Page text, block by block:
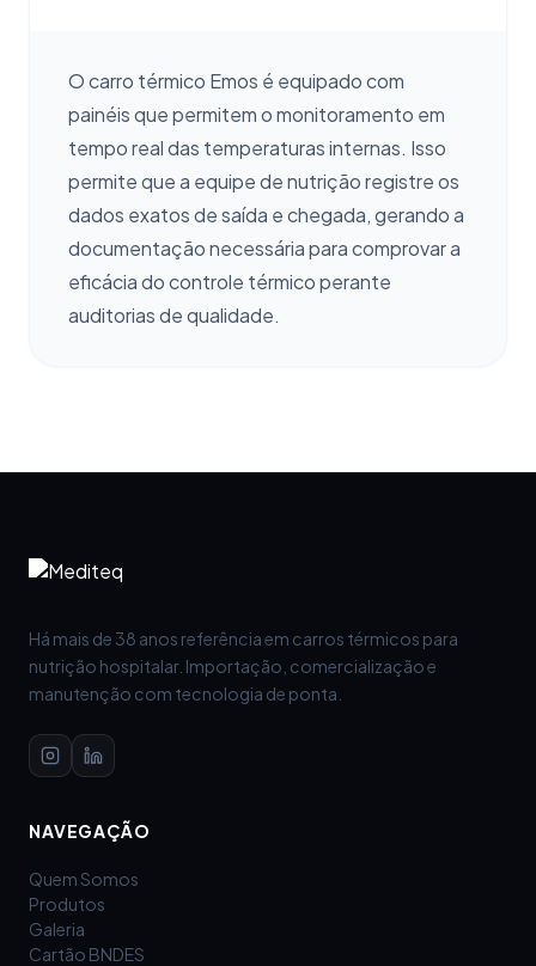
O carro térmico Emos é equipado com
painéis que permitem o monitoramento em
tempo real das temperaturas internas. Isso
permite que a equipe de nutrição registre os
dados exatos de saída e chegada, gerando a
documentação necessária para comprovar a
eficácia do controle térmico perante
auditorias de qualidade.
Há mais de 38 anos referência em carros térmicos para
nutrição hospitalar. Importação, comercialização e
manutenção com tecnologia de ponta.
NAVEGAÇÃO
Quem Somos
Produtos
Galeria
Cartão BNDES